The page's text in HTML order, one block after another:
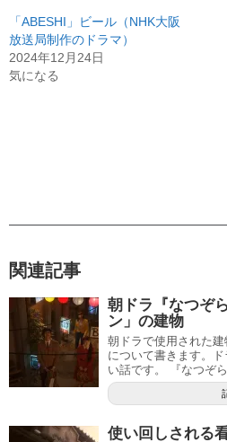
「ABESHI」ビール（NHK大阪
放送局制作のドラマ）
2024年12月24日
気になる
関連記事
朝ドラ『なつぞ
ン」の建物
朝ドラで使用された
について書きます。
い話です。 『なつぞ
使い回しされる